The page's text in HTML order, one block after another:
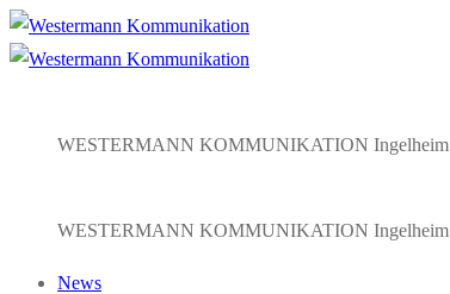
Zum
Inhalt
Menü
Schließen
WESTERMANN KOMMUNIKATION Ingelheim
WESTERMANN KOMMUNIKATION Ingelheim
News